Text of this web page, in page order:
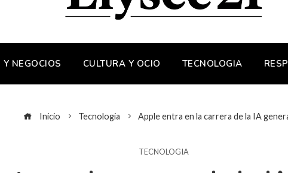
NEGOCIOS CULTURA Y OCIO TECNOLOGIA
Inicio Tecnologia Apple entra en la carrera de la IA
TECNOLOGIA